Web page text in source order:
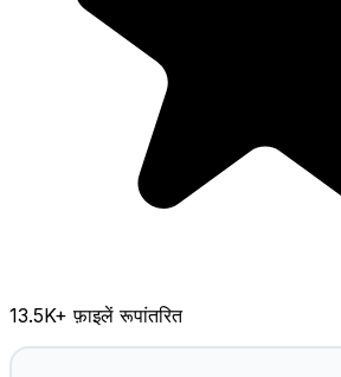
13.5K+ फ़ाइलें रूपांतरित